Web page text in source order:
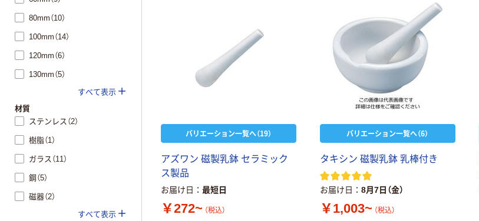
バリエーション一覧へ（19）
アズワン 磁製乳鉢 セラミック
ス製品
お届け日 最短日
￥272~ （税込）
バリエーション一覧へ（6）
タキシン 磁製乳鉢 乳棒付き
お届け日 8月7日（金）
￥1,003~ （税込）
80mm（10）
100mm（14）
120mm（6）
130mm（5）
すべて表示
材質
ステンレス（2）
樹脂（1）
ガラス（11）
鋼（5）
磁器（2）
すべて表示